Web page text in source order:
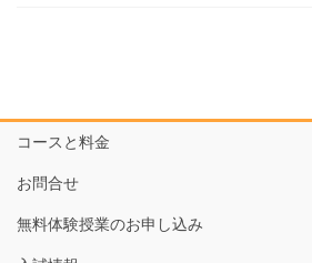
コースと料金
お問合せ
無料体験授業のお申し込み